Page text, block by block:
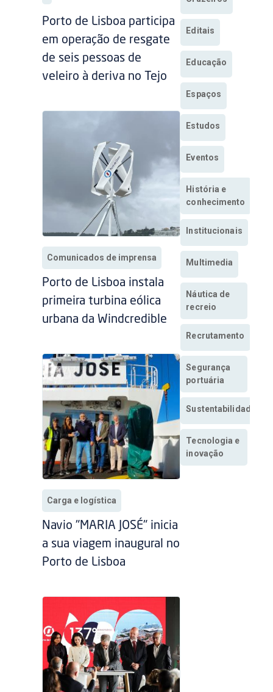
Porto de Lisboa participa
em operação de resgate
de seis pessoas de
veleiro à deriva no Tejo
Comunicados de imprensa
Porto de Lisboa instala
primeira turbina eólica
urbana da Windcredible
Carga e logística
Navio "MARIA JOSÉ" inicia
a sua viagem inaugural no
Porto de Lisboa
Editais
Educação
Espaços
Estudos
Eventos
História e
conhecimento
Institucionais
Multimedia
Náutica de
recreio
Recrutamento
Segurança
portuária
Sustentabilidade
Tecnologia e
inovação